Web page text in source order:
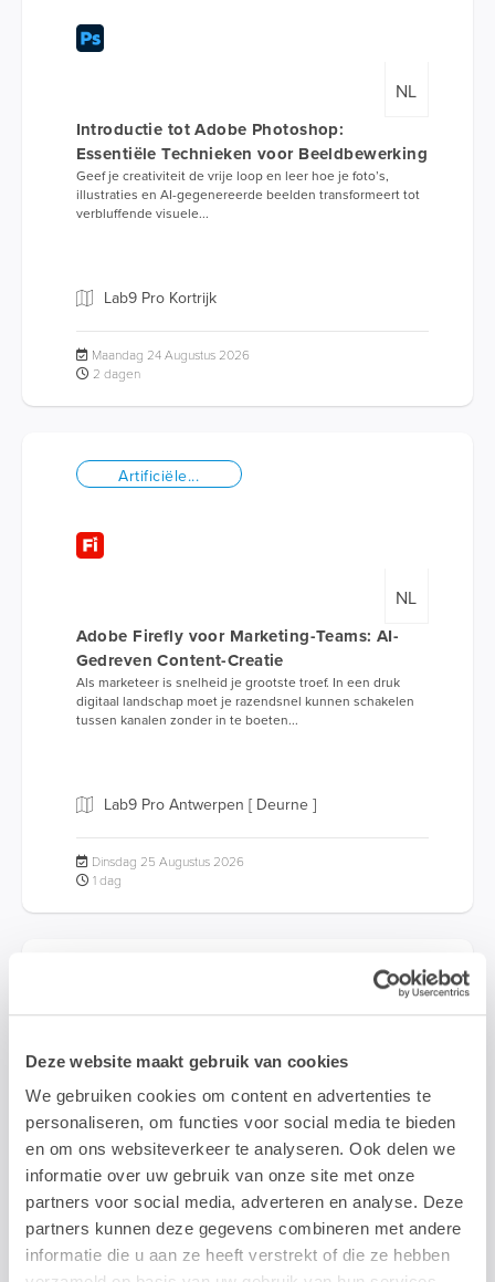
Deze website maakt gebruik van cookies
We gebruiken cookies om content en advertenties te
personaliseren, om functies voor social media te bieden
en om ons websiteverkeer te analyseren. Ook delen we
informatie over uw gebruik van onze site met onze
partners voor social media, adverteren en analyse. Deze
partners kunnen deze gegevens combineren met andere
informatie die u aan ze heeft verstrekt of die ze hebben
NL
Introductie tot Adobe Photoshop:
Essentiële Technieken voor Beeldbewerking
Geef je creativiteit de vrije loop en leer hoe je foto’s,
illustraties en AI-gegenereerde beelden transformeert tot
verbluffende visuele...
Lab9 Pro Kortrijk
Maandag 24 Augustus 2026
2 dagen
Artificiële...
NL
Adobe Firefly voor Marketing-Teams: AI-
Gedreven Content-Creatie
Als marketeer is snelheid je grootste troef. In een druk
digitaal landschap moet je razendsnel kunnen schakelen
tussen kanalen zonder in te boeten...
Lab9 Pro Antwerpen [ Deurne ]
Dinsdag 25 Augustus 2026
1 dag
NL
Adobe Illustrator Masterclass: Power Tips
en Technieken
Klaar voor de volgende stap in Adobe Illustrator? In deze
tweedaagse masterclass ga je voorbij de basis en leer je
werken met 3D-integratie,...